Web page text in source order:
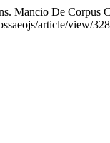
Mancio De
article/view/